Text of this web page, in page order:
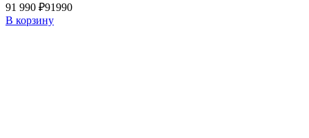
91 990 ₽91990
В корзину